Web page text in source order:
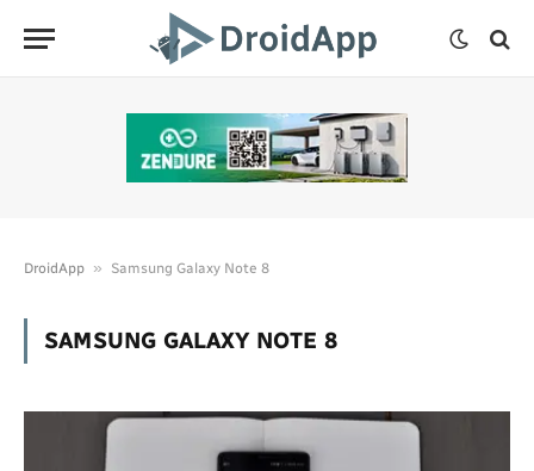
DroidApp » Samsung Galaxy Note 8
SAMSUNG GALAXY NOTE 8